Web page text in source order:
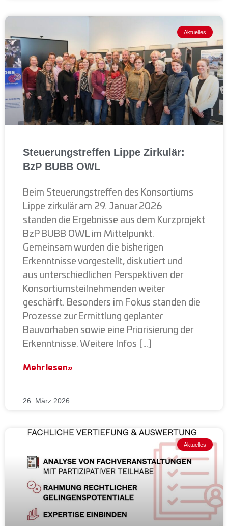
Aktuelles
Steuerungstreffen Lippe Zirkulär:
BzP BUBB OWL
Beim Steuerungstreffen des Konsortiums
Lippe zirkulär am 29. Januar 2026
standen die Ergebnisse aus dem Kurzprojekt
BzP BUBB OWL im Mittelpunkt.
Gemeinsam wurden die bisherigen
Erkenntnisse vorgestellt, diskutiert und
aus unterschiedlichen Perspektiven der
Konsortiumsteilnehmenden weiter
geschärft. Besonders im Fokus standen die
Prozesse zur Ermittlung geplanter
Bauvorhaben sowie eine Priorisierung der
Erkenntnisse. Weitere Infos […]
Mehr lesen»
26. März 2026
Aktuelles